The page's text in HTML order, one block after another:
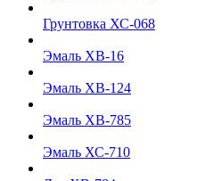
Грунтовка ХС-068
Эмаль ХВ-16
Эмаль ХВ-124
Эмаль ХВ-785
Эмаль ХС-710